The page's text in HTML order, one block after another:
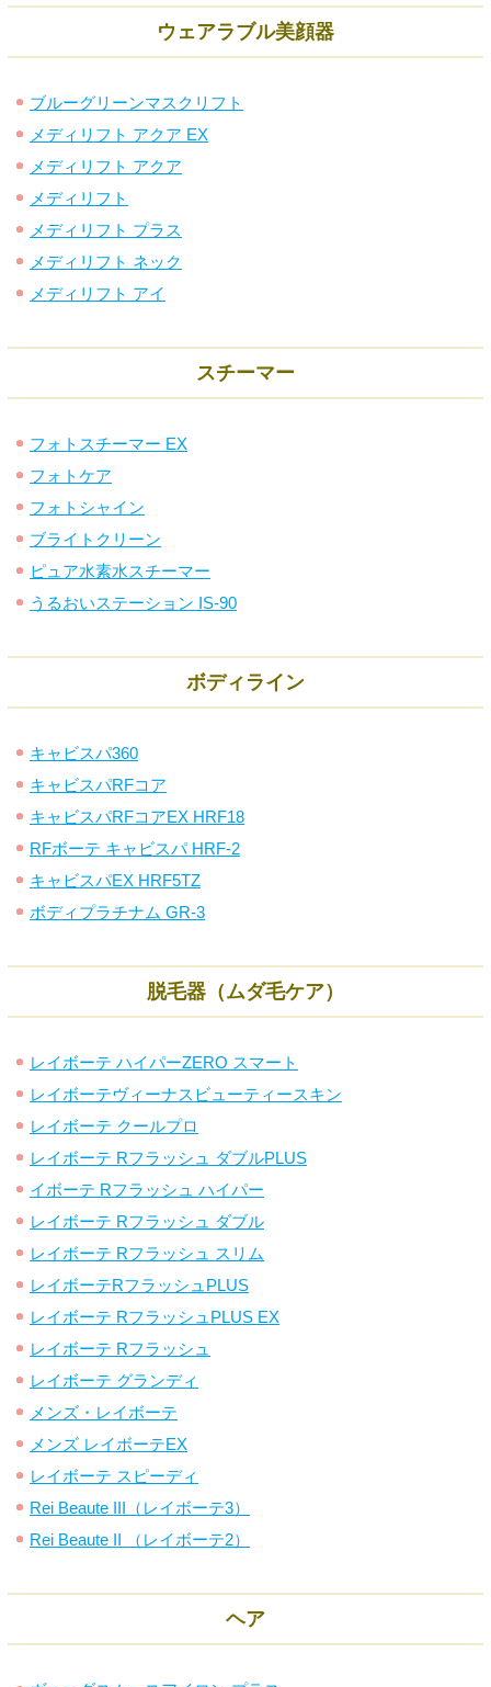
ウェアラブル美顔器
ブルーグリーンマスクリフト
メディリフト アクア EX
メディリフト アクア
メディリフト
メディリフト プラス
メディリフト ネック
メディリフト アイ
スチーマー
フォトスチーマー EX
フォトケア
フォトシャイン
ブライトクリーン
ピュア水素水スチーマー
うるおいステーション IS-90
ボディライン
キャビスパ360
キャビスパRFコア
キャビスパRFコアEX HRF18
RFボーテ キャビスパ HRF-2
キャビスパEX HRF5TZ
ボディプラチナム GR-3
脱毛器（ムダ毛ケア）
レイボーテ ハイパーZERO スマート
レイボーテヴィーナスビューティースキン
レイボーテ クールプロ
レイボーテ Rフラッシュ ダブルPLUS
イボーテ Rフラッシュ ハイパー
レイボーテ Rフラッシュ ダブル
レイボーテ Rフラッシュ スリム
レイボーテRフラッシュPLUS
レイボーテ RフラッシュPLUS EX
レイボーテ Rフラッシュ
レイボーテ グランディ
メンズ・レイボーテ
メンズ レイボーテEX
レイボーテ スピーディ
Rei Beaute III（レイボーテ3）
Rei Beaute II （レイボーテ2）
ヘア